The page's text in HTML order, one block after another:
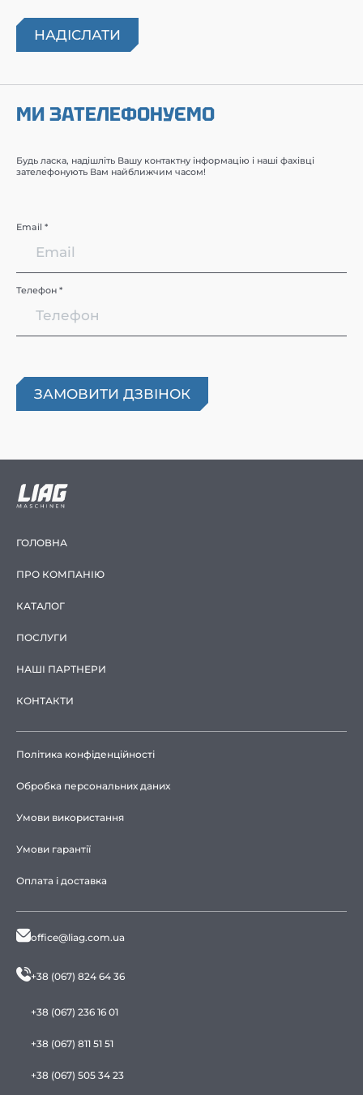
МИ ЗАТЕЛЕФОНУЄМО
Будь ласка, надішліть Вашу контактну інформацію і наші фахівці
зателефонують Вам найближчим часом!
Email *
Телефон *
ГОЛОВНА
ПРО КОМПАНІЮ
КАТАЛОГ
ПОСЛУГИ
НАШІ ПАРТНЕРИ
КОНТАКТИ
Політика конфіденційності
Обробка персональних даних
Умови використання
Умови гарантії
Оплата і доставка
office@liag.com.ua
+38 (067) 824 64 36
+38 (067) 236 16 01
+38 (067) 811 51 51
+38 (067) 505 34 23